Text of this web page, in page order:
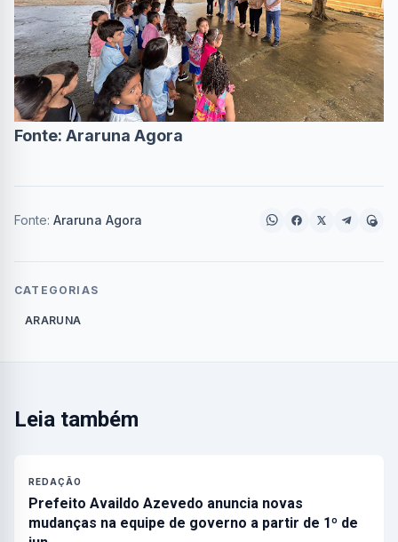
Fonte: Araruna Agora
Fonte: Araruna Agora
CATEGORIAS
ARARUNA
Leia também
REDAÇÃO
Prefeito Availdo Azevedo anuncia novas
mudanças na equipe de governo a partir de 1º de